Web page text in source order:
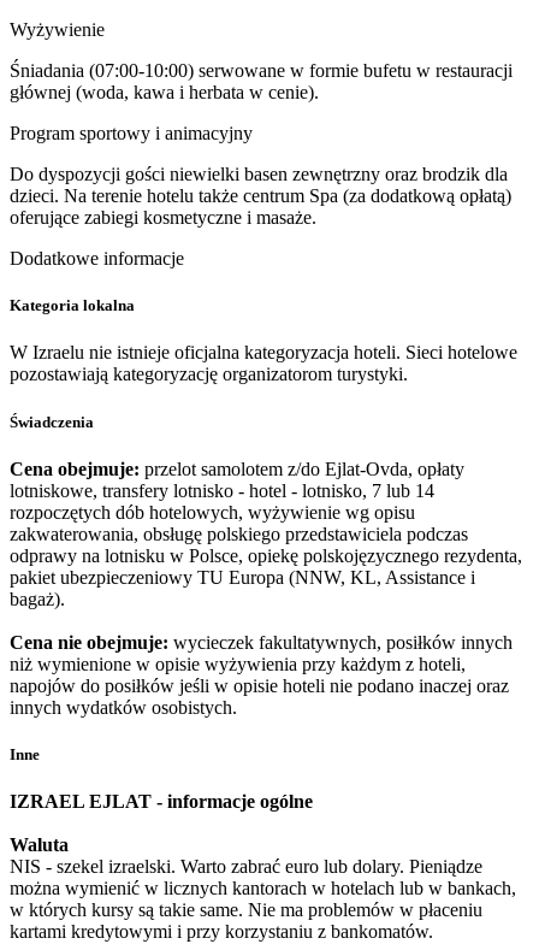
Wyżywienie
Śniadania (07:00-10:00) serwowane w formie bufetu w restauracji
głównej (woda, kawa i herbata w cenie).
Program sportowy i animacyjny
Do dyspozycji gości niewielki basen zewnętrzny oraz brodzik dla
dzieci. Na terenie hotelu także centrum Spa (za dodatkową opłatą)
oferujące zabiegi kosmetyczne i masaże.
Dodatkowe informacje
Kategoria lokalna
W Izraelu nie istnieje oficjalna kategoryzacja hoteli. Sieci hotelowe
pozostawiają kategoryzację organizatorom turystyki.
Świadczenia
Cena obejmuje: przelot samolotem z/do Ejlat-Ovda, opłaty
lotniskowe, transfery lotnisko - hotel - lotnisko, 7 lub 14
rozpoczętych dób hotelowych, wyżywienie wg opisu
zakwaterowania, obsługę polskiego przedstawiciela podczas
odprawy na lotnisku w Polsce, opiekę polskojęzycznego rezydenta,
pakiet ubezpieczeniowy TU Europa (NNW, KL, Assistance i
bagaż).
Cena nie obejmuje: wycieczek fakultatywnych, posiłków innych
niż wymienione w opisie wyżywienia przy każdym z hoteli,
napojów do posiłków jeśli w opisie hoteli nie podano inaczej oraz
innych wydatków osobistych.
Inne
IZRAEL EJLAT - informacje ogólne
Waluta
NIS - szekel izraelski. Warto zabrać euro lub dolary. Pieniądze
można wymienić w licznych kantorach w hotelach lub w bankach,
w których kursy są takie same. Nie ma problemów w płaceniu
kartami kredytowymi i przy korzystaniu z bankomatów.